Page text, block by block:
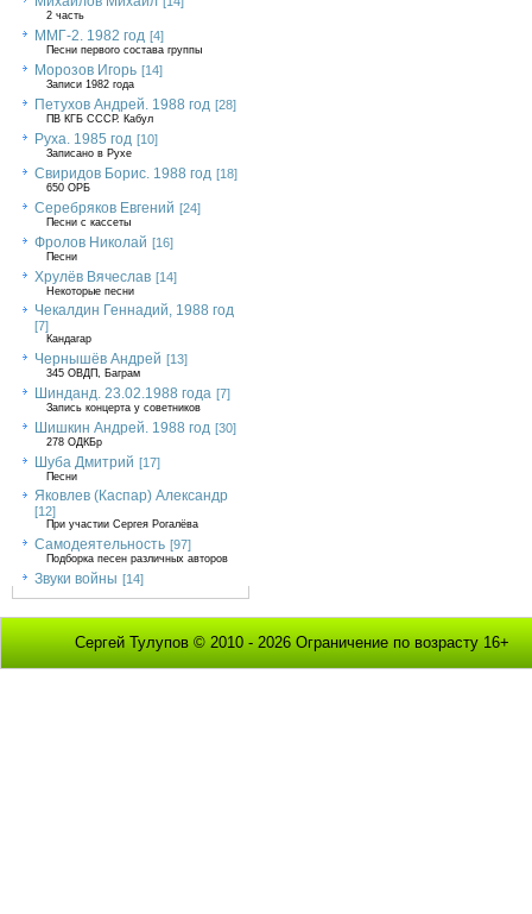
2 часть
ММГ-2. 1982 год [4]
Песни первого состава группы
Морозов Игорь [14]
Записи 1982 года
Петухов Андрей. 1988 год [28]
ПВ КГБ СССР. Кабул
Руха. 1985 год [10]
Записано в Рухе
Свиридов Борис. 1988 год [18]
650 ОРБ
Серебряков Евгений [24]
Песни с кассеты
Фролов Николай [16]
Песни
Хрулёв Вячеслав [14]
Некоторые песни
Чекалдин Геннадий, 1988 год
[7]
Кандагар
Чернышёв Андрей [13]
345 ОВДП, Баграм
Шинданд. 23.02.1988 года [7]
Запись концерта у советников
Шишкин Андрей. 1988 год [30]
278 ОДКБр
Шуба Дмитрий [17]
Песни
Яковлев (Каспар) Александр
[12]
При участии Сергея Рогалёва
Самодеятельность [97]
Подборка песен различных авторов
Звуки войны [14]
Сергей Тулупов © 2010 - 2026 Ограничение по возрасту 16+